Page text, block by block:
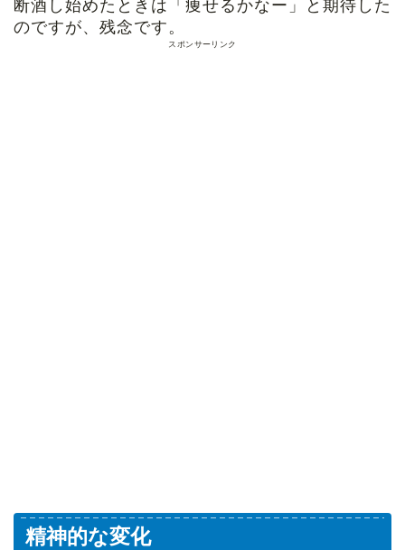
断酒し始めたときは「痩せるかなー」と期待した
のですが、残念です。
スポンサーリンク
精神的な変化